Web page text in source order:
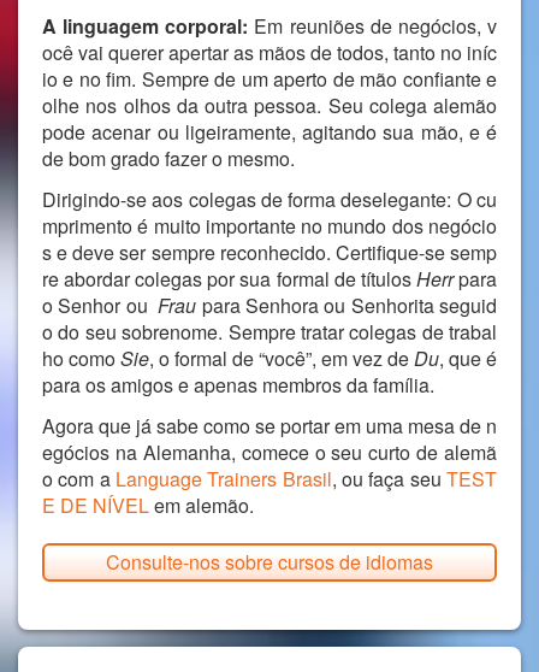
A linguagem corporal: Em reuniões de negócios, v
ocê vai querer apertar as mãos de todos, tanto no iníc
io e no fim. Sempre de um aperto de mão confiante e
olhe nos olhos da outra pessoa. Seu colega alemão
pode acenar ou ligeiramente, agitando sua mão, e é
de bom grado fazer o mesmo.
Dirigindo-se aos colegas de forma deselegante: O cu
mprimento é muito importante no mundo dos negócio
s e deve ser sempre reconhecido. Certifique-se semp
re abordar colegas por sua formal de títulosHerrpara
o Senhor ouFrau para Senhora ou Senhorita seguid
o do seu sobrenome. Sempre tratar colegas de trabal
ho comoSie, o formal de “você”, em vez deDu, que é
para os amigos e apenas membros da família.
Agora que já sabe como se portar em uma mesa de n
egócios na Alemanha, comece o seu curto de alemã
o com a Language Trainers Brasil, ou faça seuTEST
E DE NÍVELem alemão.
Consulte-nos sobre cursos de idiomas